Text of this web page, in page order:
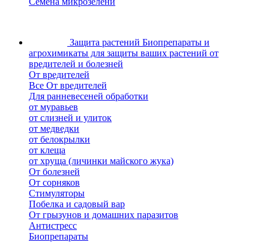
Защита растений Биопрепараты и
агрохимикаты для защиты ваших растений от
вредителей и болезней
От вредителей
Все От вредителей
Для ранневесеней обработки
от муравьев
от слизней и улиток
от медведки
от белокрылки
от клеща
от хруща (личинки майского жука)
От болезней
От сорняков
Стимуляторы
Побелка и садовый вар
От грызунов и домашних паразитов
Антистресс
Биопрепараты